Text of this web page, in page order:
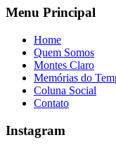
Menu Principal
Home
Quem Somos
Montes Claro
Memórias do
Coluna Social
Contato
Instagram